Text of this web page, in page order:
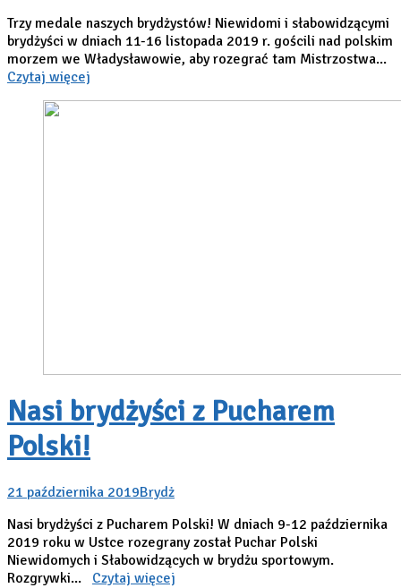
Trzy medale naszych brydżystów! Niewidomi i słabowidzącymi
brydżyści w dniach 11-16 listopada 2019 r. gościli nad polskim
morzem we Władysławowie, aby rozegrać tam Mistrzostwa...
Czytaj więcej
Nasi brydżyści z Pucharem
Polski!
21 października 2019Brydż
Nasi brydżyści z Pucharem Polski! W dniach 9-12 października
2019 roku w Ustce rozegrany został Puchar Polski
Niewidomych i Słabowidzących w brydżu sportowym.
Rozgrywki... Czytaj więcej